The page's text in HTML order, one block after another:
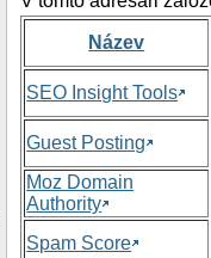
Název
SEO Insight Tools
Guest Posting
Moz Domain
Authority
Spam Score